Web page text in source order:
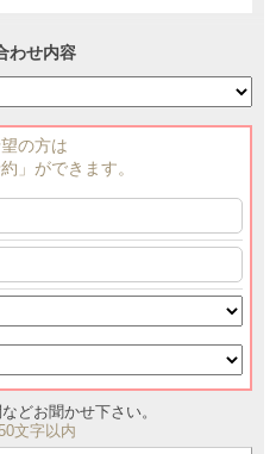
わせ内容
の方は
」ができます。
どお聞かせ下さい。
文字以内